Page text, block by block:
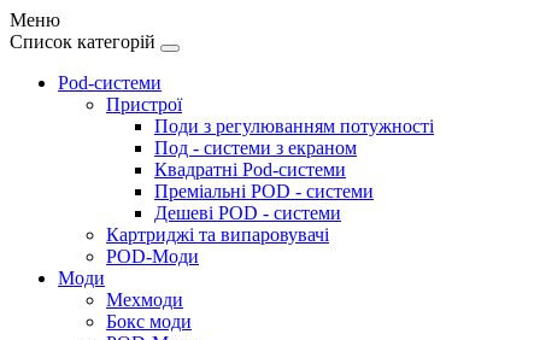
Меню
Список категорій
Pod-системи
Пристрої
Поди з регулюванням потужності
Под - системи з екраном
Квадратні Pod-системи
Преміальні POD - системи
Дешеві POD - системи
Картриджі та випаровувачі
POD-Моди
Моди
Мехмоди
Бокс моди